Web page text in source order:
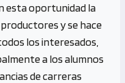
esta oportunidad la
y se hace
los interesados,
a los alumnos
de carreras